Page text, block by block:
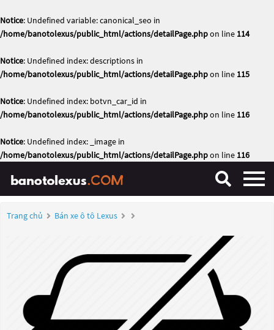
Notice: Undefined variable: canonical_seo in
/home/banotolexus/public_html/actions/detailPage.phpon line 114
Notice: Undefined index: descriptions in
/home/banotolexus/public_html/actions/detailPage.phpon line 115
Notice: Undefined index: botvn_car_id in
/home/banotolexus/public_html/actions/detailPage.phpon line 116
Notice: Undefined index: _image in
/home/banotolexus/public_html/actions/detailPage.phpon line 116
Trang chủ Bán xe ô tô Lexus